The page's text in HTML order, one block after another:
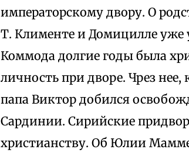
императорскому двору. О
Т. Клименте и Домицилле уже
Коммода долгие годы была
личность при дворе. Чрез нее,
папа Виктор добился
Сардинии. Сирийские
христианству. Об Юлии